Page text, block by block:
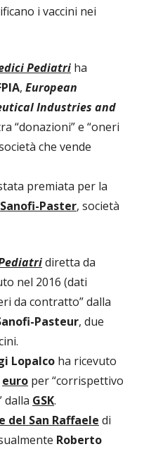
i vaccini nei
Pediatri ha
, European
Industries and
“donazioni” e “oneri
che vende
premiata per la
Sanofi-Paster, società
diretta da
nel 2016 (dati
da contratto” dalla
Pasteur, due
Lopalco ha ricevuto
euro per “corrispettivo
dalla GSK.
del San Raffaele di
Roberto